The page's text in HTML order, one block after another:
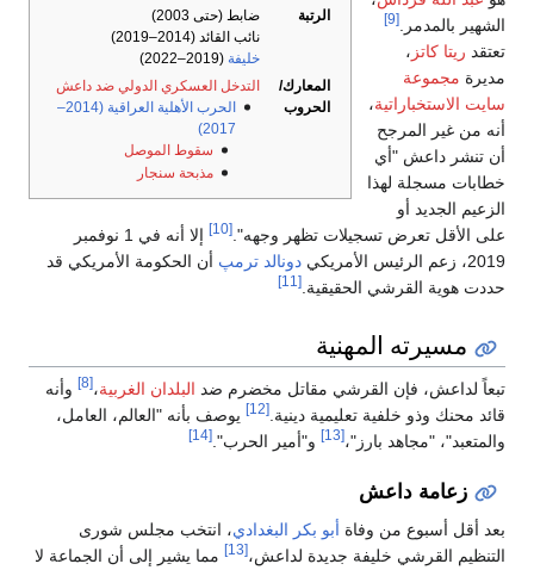
الرتبة
ضابط (حتى 2003)
نائب القائد (2014–2019)
خليفة (2019–2022)
المعارك/
الحروب
التدخل العسكري الدولي ضد داعش
الحرب الأهلية العراقية (2014–
2017)
سقوط الموصل
مذبحة سنجار
الشهير بالمدمر.[9]
تعتقد ريتا كاتز ،
مديرة مجموعة
سايت الاستخباراتية،
أنه من غير المرجح
أن تنشر داعش "أي
خطابات مسجلة لهذا
الزعيم الجديد أو
على الأقل تعرض تسجيلات تظهر وجهه".[10]
إلا أنه في 1 نوفمبر
2019، زعم الرئيس الأمريكي
دونالد ترمپ أن الحكومة الأمريكي قد
حددت هوية القرشي الحقيقية.[11]
مسيرته المهنية
تبعاً لداعش، فإن القرشي مقاتل مخضرم ضد البلدان الغربية،[8]
وأنه
قائد محنك وذو خلفية تعليمية دينية. [12]
يوصف بأنه "العالم، العامل،
والمتعبد"، "مجاهد بارز"،[13] و"أمير الحرب". [14]
زعامة داعش
بعد أقل أسبوع من وفاة أبو بكر البغدادي، انتخب مجلس شورى
التنظيم القرشي خليفة جديدة لداعش،[13]
مما يشير إلى أن الجماعة لا